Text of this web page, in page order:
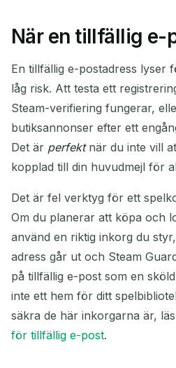
När en tillfällig e-
En tillfällig e-postadress lyser
låg risk. Att testa ett
Steam-verifiering fungerar,
butiksannonser efter ett
Det är perfektnär du inte vill
kopplad till din huvudmejl för
Det är fel verktyg för ett
Om du planerar att köpa och
använd en riktig inkorg du
adress går ut och Steam
på tillfällig e-post som en
inte ett hem för ditt
säkra de här inkorgarna är,
för tillfällig e-post.